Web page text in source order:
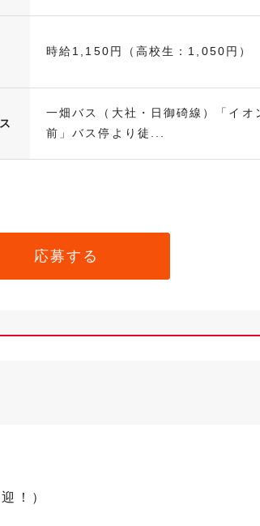
時給1,150円（高校生：1,050円）
一畑バス（大社・日御碕線）「イオ
前」バス停より徒...
応募する
！）